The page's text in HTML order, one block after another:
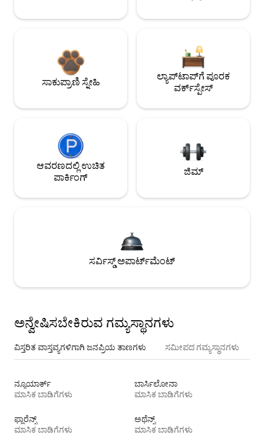
ಸಾಕುಪ್ರಾಣಿ ಸ್ನೇಹಿ
ಲ್ಯಾಪ್‌ಟಾಪ್‌ಗೆ ಪೂರಕ
ವರ್ಕ್‌ಸ್ಪೇಸ್
ಆವರಣದಲ್ಲಿ ಉಚಿತ
ಪಾರ್ಕಿಂಗ್
ಜಿಮ್
ಸರ್ವಿಸ್ಡ್ ಅಪಾರ್ಟ್‌ಮೆಂಟ್
ಅನ್ವೇಷಿಸಬೇಕಿರುವ ಗಮ್ಯಸ್ಥಾನಗಳು
ವಿಸ್ತರಿತ ವಾಸ್ತವ್ಯಗಳಿಗಾಗಿ ಜನಪ್ರಿಯ ತಾಣಗಳು ಸಮೀಪದ ಗಮ್ಯಸ್ಥಾನಗಳು
ನ್ಯೂಯಾರ್ಕ್
ಮಾಸಿಕ ಬಾಡಿಗೆಗಳು
ಬಾರ್ಸಿಲೋನಾ
ಮಾಸಿಕ ಬಾಡಿಗೆಗಳು
ಫ್ಲಾರೆನ್ಸ್
ಮಾಸಿಕ ಬಾಡಿಗೆಗಳು
ಅಥೆನ್ಸ್
ಮಾಸಿಕ ಬಾಡಿಗೆಗಳು